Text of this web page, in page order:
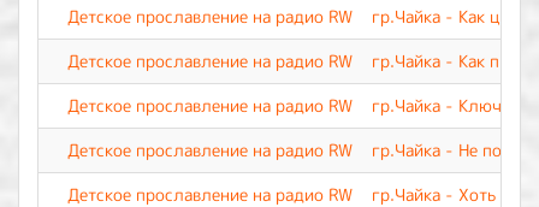
Детское прославление на радио RW
гр.Чайка - Как
Детское прославление на радио RW
гр.Чайка - Как
Детское прославление на радио RW
гр.Чайка - Ключ
Детское прославление на радио RW
гр.Чайка - Не
Детское прославление на радио RW
гр.Чайка - Хоть я и